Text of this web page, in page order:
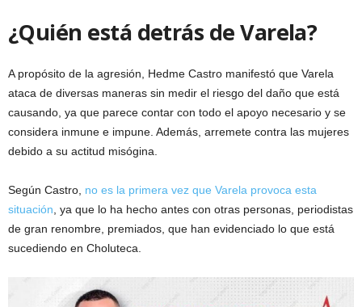
¿Quién está detrás de Varela?
A propósito de la agresión, Hedme Castro manifestó que Varela
ataca de diversas maneras sin medir el riesgo del daño que está
causando, ya que parece contar con todo el apoyo necesario y se
considera inmune e impune. Además, arremete contra las mujeres
debido a su actitud misógina.
Según Castro, no es la primera vez que Varela provoca esta
situación, ya que lo ha hecho antes con otras personas, periodistas
de gran renombre, premiados, que han evidenciado lo que está
sucediendo en Choluteca.